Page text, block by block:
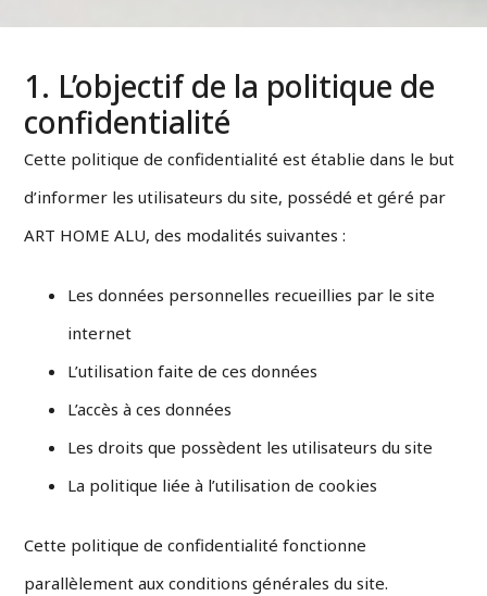
1. L’objectif de la politique de
confidentialité
Cette politique de confidentialité est établie dans le but
d’informer les utilisateurs du site, possédé et géré par
ART HOME ALU, des modalités suivantes :
Les données personnelles recueillies par le site
internet
L’utilisation faite de ces données
L’accès à ces données
Les droits que possèdent les utilisateurs du site
La politique liée à l’utilisation de cookies
Cette politique de confidentialité fonctionne
parallèlement aux conditions générales du site.